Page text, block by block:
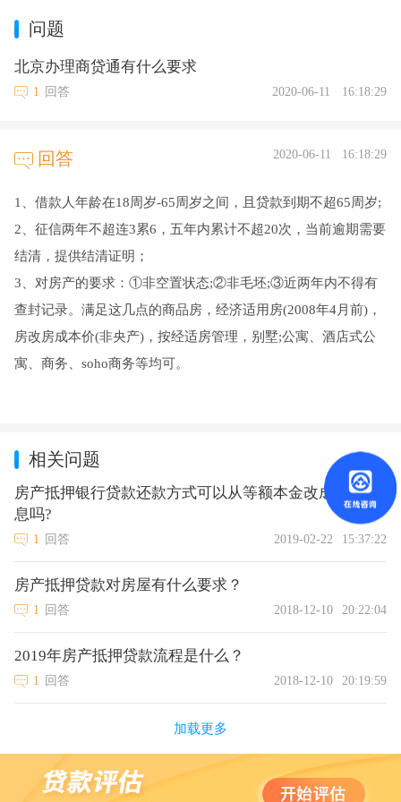
问题
北京办理商贷通有什么要求
1 回答 2020-06-11 16:18:29
回答 2020-06-11 16:18:29
1、借款人年龄在18周岁-65周岁之间，且贷款到期不超65周岁;
2、征信两年不超连3累6，五年内累计不超20次，当前逾期需要
结清，提供结清证明；
3、对房产的要求：①非空置状态;②非毛坯;③近两年内不得有
查封记录。满足这几点的商品房，经济适用房(2008年4月前)，
房改房成本价(非央产)，按经适房管理，别墅;公寓、酒店式公
寓、商务、soho商务等均可。
相关问题
房产抵押银行贷款还款方式可以从等额本金改成等额本
息吗?
1 回答 2019-02-22 15:37:22
房产抵押贷款对房屋有什么要求？
1 回答 2018-12-10 20:22:04
2019年房产抵押贷款流程是什么？
1 回答 2018-12-10 20:19:59
加载更多